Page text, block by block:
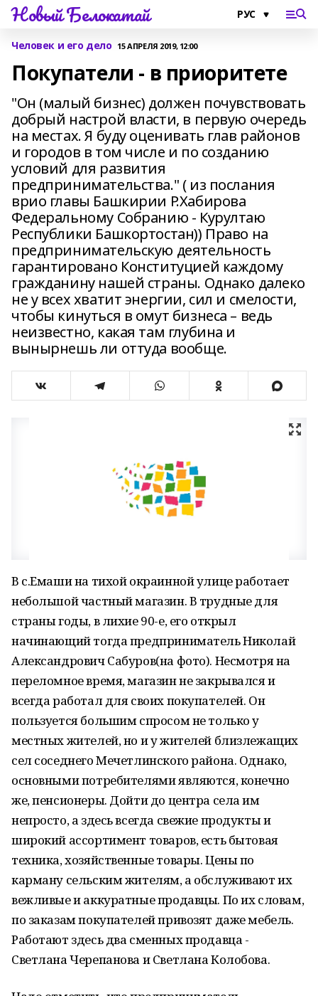
Новый Белокатай
Человек и его дело 15 АПРЕЛЯ 2019, 12:00
Покупатели - в приоритете
"Он (малый бизнес) должен почувствовать
добрый настрой власти, в первую очередь
на местах. Я буду оценивать глав районов
и городов в том числе и по созданию
условий для развития
предпринимательства." ( из послания
врио главы Башкирии Р.Хабирова
Федеральному Собранию - Курултаю
Республики Башкортостан)) Право на
предпринимательскую деятельность
гарантировано Конституцией каждому
гражданину нашей страны. Однако далеко
не у всех хватит энергии, сил и смелости,
чтобы кинуться в омут бизнеса – ведь
неизвестно, какая там глубина и
вынырнешь ли оттуда вообще.
В с.Емаши на тихой окраинной улице работает
небольшой частный магазин. В трудные для
страны годы, в лихие 90-е, его открыл
начинающий тогда предприниматель Николай
Александрович Сабуров(на фото). Несмотря на
переломное время, магазин не закрывался и
всегда работал для своих покупателей. Он
пользуется большим спросом не только у
местных жителей, но и у жителей близлежащих
сел соседнего Мечетлинского района. Однако,
основными потребителями являются, конечно
же, пенсионеры. Дойти до центра села им
непросто, а здесь всегда свежие продукты и
широкий ассортимент товаров, есть бытовая
техника, хозяйственные товары. Цены по
карману сельским жителям, а обслуживают их
вежливые и аккуратные продавцы. По их словам,
по заказам покупателей привозят даже мебель.
Работают здесь два сменных продавца -
Светлана Черепанова и Светлана Колобова.